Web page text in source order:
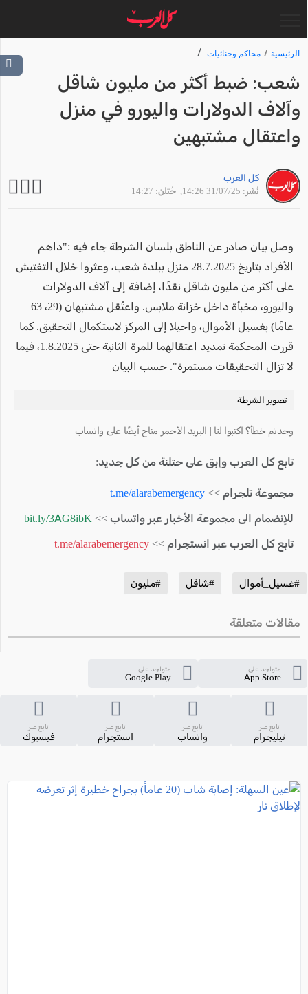
الرئيسية محاكم وجنائيات
شعب: ضبط أكثر من مليون شاقل
وآلاف الدولارات واليورو في منزل
واعتقال مشتبهين
كل العرب
نُشر: 31/07/25 14:26
, حُتلن: 14:27
وصل بيان صادر عن الناطق بلسان الشرطة جاء فيه :"داهم
الأفراد بتاريخ 28.7.2025 منزل ببلدة شعب، وعثروا خلال التفتيش
على أكثر من مليون شاقل نقدًا، إضافة إلى آلاف الدولارات
واليورو، مخبأة داخل خزانة ملابس. واعتُقل مشتبهان (29، 63
عامًا) بغسيل الأموال، واحيلا إلى المركز لاستكمال التحقيق. كما
قررت المحكمة تمديد اعتقالهما للمرة الثانية حتى 1.8.2025، فيما
لا تزال التحقيقات مستمرة". حسب البيان
تصوير الشرطة
وجدتم خطأ؟ اكتبوا لنا | البريد الأحمر متاح أيضًا على واتساب
تابع كل العرب وإبق على حتلنة من كل جديد:
مجموعة تلجرام >> t.me/alarabemergency
للإنضمام الى مجموعة الأخبار عبر واتساب >> bit.ly/3AG8ibK
تابع كل العرب عبر انستجرام >> t.me/alarabemergency
#غسيل_أموال #شاقل #مليون
مقالات متعلقة
متواجد على
App Store
متواجد على
Google Play
تابع عبر
تيليجرام
تابع عبر
واتساب
تابع عبر
انستجرام
تابع عبر
فيسبوك